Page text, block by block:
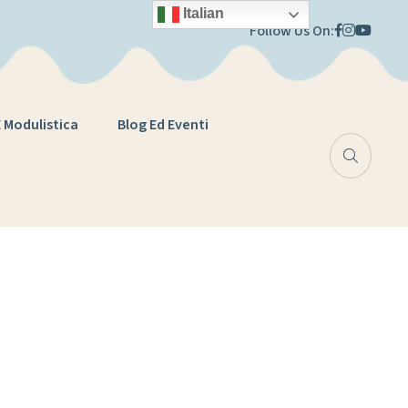
Follow Us On:
Modulistica Blog Ed Eventi
Italian